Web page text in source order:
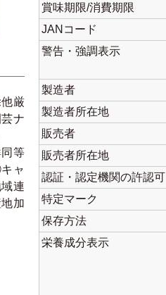
厳
ナ
等
ャ
連
加
賞味期限/消費期限
JANコード
警告・強調表示
製造者
製造者所在地
販売者
販売者所在地
認証・認定機関の許認可
特定マーク
保存方法
栄養成分表示